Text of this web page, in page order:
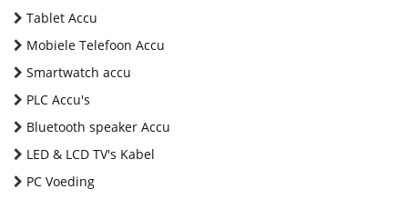
Tablet Accu
Mobiele Telefoon Accu
Smartwatch accu
PLC Accu's
Bluetooth speaker Accu
LED & LCD TV's Kabel
PC Voeding